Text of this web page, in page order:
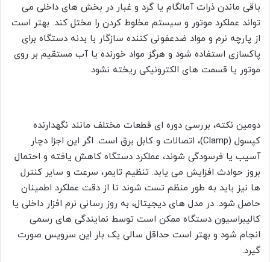
باقی ماندن ذرات آمالگام یا گرد و غبار در بخش های داخلی می
تواند عملکرد موتور و سیستم مخلوط کردن را مختل کند. بهتر است
از پارچه نرم و مواد ضدعفونی کننده سازگار با بدنه دستگاه برای
پاکسازی استفاده شود و هرگز مواد خورنده یا آب مستقیم بر روی
موتور یا قسمت های الکترونیکی ریخته نشود.
دومین نکته، بررسی دوره ای قطعات مختلف مانند نگهدارنده
کپسول (Clamp)، اتصالات و کابل برق است. اگر این اجزا دچار
آسیب یا فرسودگی شوند، عملکرد دستگاه کاهش یافته و احتمال
بروز حوادث افزایش می یابد. تنظیم تایمر، سرعت و سایر کنترل
ها نیز باید به طور منظم تست شوند تا از دقت عملکرد اطمینان
حاصل شود. در مدل های دیجیتال، به روز رسانی نرم افزار داخلی یا
کالیبراسیون دستگاه ممکن است توسط نمایندگی های رسمی
انجام شود و بهتر است حداقل سالی یک بار این سرویس صورت
گیرد.